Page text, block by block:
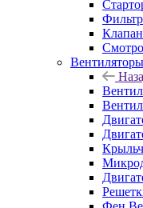
Вентиляторы